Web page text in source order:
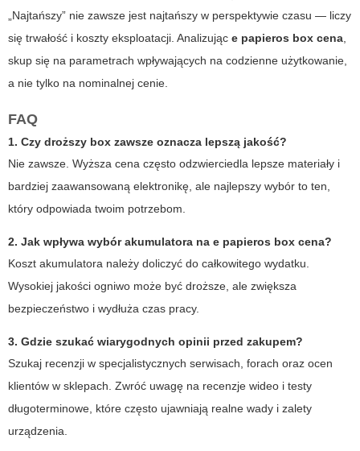
„Najtańszy” nie zawsze jest najtańszy w perspektywie czasu — liczy
się trwałość i koszty eksploatacji. Analizując e papieros box cena
skup się na parametrach wpływających na codzienne użytkowanie,
a nie tylko na nominalnej cenie.
FAQ
1. Czy droższy box zawsze oznacza lepszą jakość?
Nie zawsze. Wyższa cena często odzwierciedla lepsze materiały i
bardziej zaawansowaną elektronikę, ale najlepszy wybór to ten,
który odpowiada twoim potrzebom.
2. Jak wpływa wybór akumulatora na e papieros box cena?
Koszt akumulatora należy doliczyć do całkowitego wydatku.
Wysokiej jakości ogniwo może być droższe, ale zwiększa
bezpieczeństwo i wydłuża czas pracy.
3. Gdzie szukać wiarygodnych opinii przed zakupem?
Szukaj recenzji w specjalistycznych serwisach, forach oraz ocen
klientów w sklepach. Zwróć uwagę na recenzje wideo i testy
długoterminowe, które często ujawniają realne wady i zalety
urządzenia.